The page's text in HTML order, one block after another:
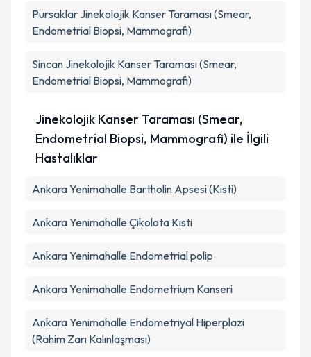
Pursaklar Jinekolojik Kanser Taraması (Smear,
Endometrial Biopsi, Mammografi)
Sincan Jinekolojik Kanser Taraması (Smear,
Endometrial Biopsi, Mammografi)
Jinekolojik Kanser Taraması (Smear,
Endometrial Biopsi, Mammografi) ile İlgili
Hastalıklar
Ankara Yenimahalle Bartholin Apsesi (Kisti)
Ankara Yenimahalle Çikolota Kisti
Ankara Yenimahalle Endometrial polip
Ankara Yenimahalle Endometrium Kanseri
Ankara Yenimahalle Endometriyal Hiperplazi
(Rahim Zarı Kalınlaşması)